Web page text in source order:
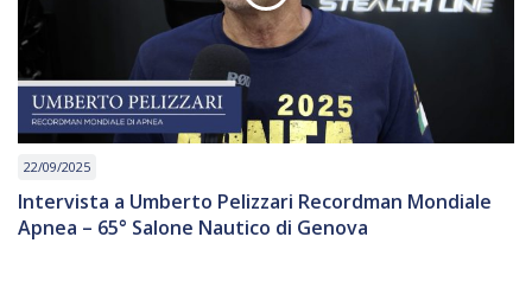
22/09/2025
Intervista a Umberto Pelizzari Recordman Mondiale
Apnea – 65° Salone Nautico di Genova